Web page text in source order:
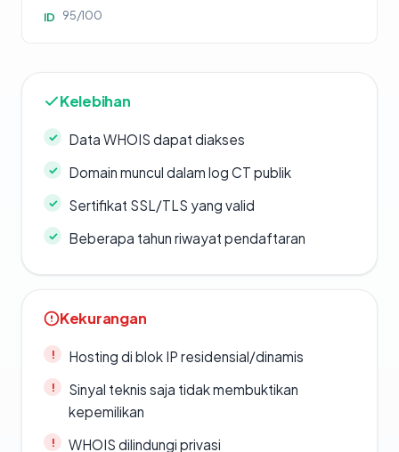
ID 95/100
Kelebihan
Data WHOIS dapat diakses
Domain muncul dalam log CT publik
Sertifikat SSL/TLS yang valid
Beberapa tahun riwayat pendaftaran
Kekurangan
Hosting di blok IP residensial/dinamis
Sinyal teknis saja tidak membuktikan
kepemilikan
WHOIS dilindungi privasi